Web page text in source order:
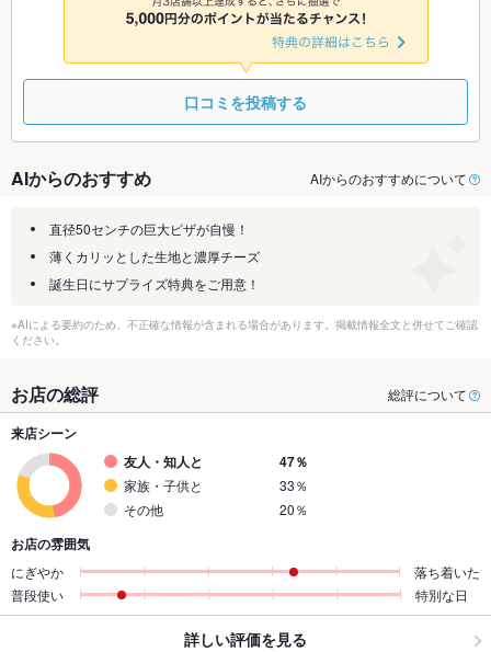
◎ ◎ ◎
口コミを投稿する
AIからのおすすめ AIからのおすすめについて
直径50センチの巨大ピザが自慢！
薄くカリッとした生地と濃厚チーズ
誕生日にサプライズ特典をご用意！
※AIによる要約のため、不正確な情報が含まれる場合があります。掲載情報全文と併せてご確認
ください。
お店の総評 総評について
来店シーン
友人・知人と
47％
家族・子供と
33％
その他
20％
お店の雰囲気
にぎやか
落ち着いた
普段使い
特別な日
詳しい評価を見る